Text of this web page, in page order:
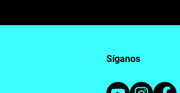
Síganos